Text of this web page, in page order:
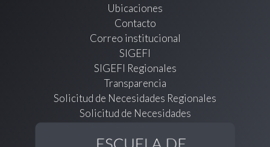
Ubicaciones
Contacto
Correo institucional
SIGEFI
SIGEFI Regionales
Transparencia
Solicitud de Necesidades Regionales
Solicitud de Necesidades